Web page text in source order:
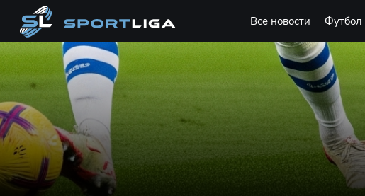
Все новости Футбол